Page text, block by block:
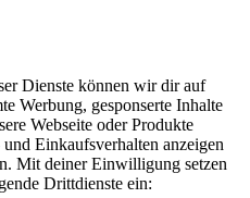
Dienste können wir dir auf
Werbung, gesponserte Inhalte
Webseite oder Produkte
Einkaufsverhalten anzeigen
Mit deiner Einwilligung setzen
Drittdienste ein: